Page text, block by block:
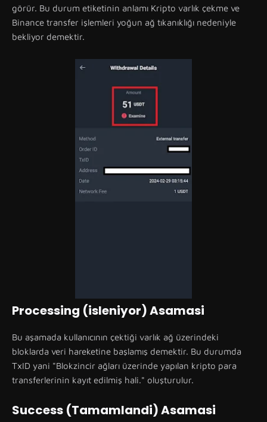
görür. Bu durum etiketinin anlamı Kripto varlık çekme ve
Binance transfer işlemleri yoğun ağ tıkanıklığı nedeniyle
bekliyor demektir.
Processing (isleniyor) Asamasi
Bu aşamada kullanıcının çektiği varlık ağ üzerindeki
bloklarda veri hareketine başlamış demektir. Bu durumda
TxID yani "Blokzincir ağları üzerinde yapılan kripto para
transferlerinin kayıt edilmiş hali." oluşturulur.
Success (Tamamlandi) Asamasi